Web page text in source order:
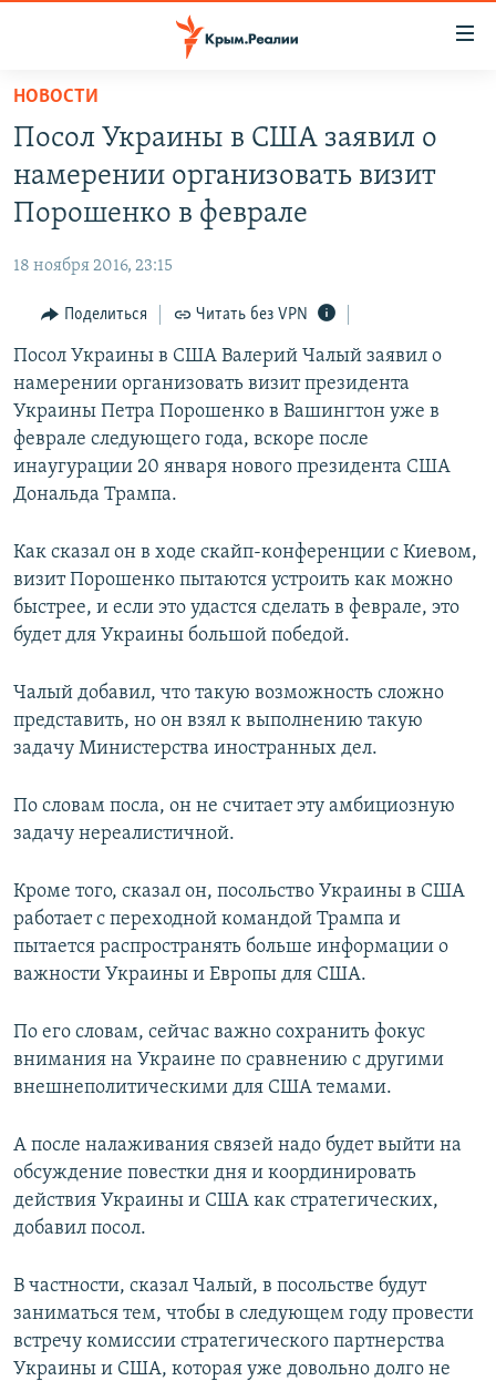
Вернуться
основному
содержанию
Вернутся
главной
навигации
Вернутся
поиску
СПЕЦПРОЕКТЫ
11 ЛЕТ ОККУПАЦИИ КРЫМА. 11 ИСТОРИЙ СОПРОТИВЛЕНИЯ
ВОДА
ЕЩЕ
ИНТЕРАКТИВ
ИНФОГРАФИКА
ТЕЛЕПРОЕКТ КРЫМ.РЕАЛИИ
СОВЕТЫ ПРАВОЗАЩИТНИКОВ
ПРОПАВШИЕ БЕЗ ВЕСТИ
КРЫМ.НЕПОКОРЕННЫЙ
УКРАИНСКАЯ ПРОБЛЕМА КРЫМА
РАДІО СВОБОДА
КАК ОБОЙТИ БЛОКИРОВКУ
Українською
Qırımtatar
НОВОСТИ
Посол Украины в США заявил о
намерении организовать визит
Порошенко в феврале
18 ноября 2016, 23:15
Поделиться Читать без VPN
Посол Украины в США Валерий Чалый заявил о
намерении организовать визит президента
Украины Петра Порошенко в Вашингтон уже в
феврале следующего года, вскоре после
инаугурации 20 января нового президента США
Дональда Трампа.
Как сказал он в ходе скайп-конференции с Киевом,
визит Порошенко пытаются устроить как можно
быстрее, и если это удастся сделать в феврале, это
будет для Украины большой победой.
Чалый добавил, что такую возможность сложно
представить, но он взял к выполнению такую
задачу Министерства иностранных дел.
По словам посла, он не считает эту амбициозную
задачу нереалистичной.
Кроме того, сказал он, посольство Украины в США
работает с переходной командой Трампа и
пытается распространять больше информации о
важности Украины и Европы для США.
По его словам, сейчас важно сохранить фокус
внимания на Украине по сравнению с другими
внешнеполитическими для США темами.
А после налаживания связей надо будет выйти на
обсуждение повестки дня и координировать
действия Украины и США как стратегических,
добавил посол.
В частности, сказал Чалый, в посольстве будут
заниматься тем, чтобы в следующем году провести
встречу комиссии стратегического партнерства
Украины и США, которая уже довольно долго не